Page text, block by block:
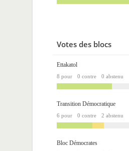
Votes des blocs
Ettakatol
8 pour 0 contre 0 abstenu
Transition Démocratique
6 pour 0 contre 2 abstenu
Bloc Démocrates